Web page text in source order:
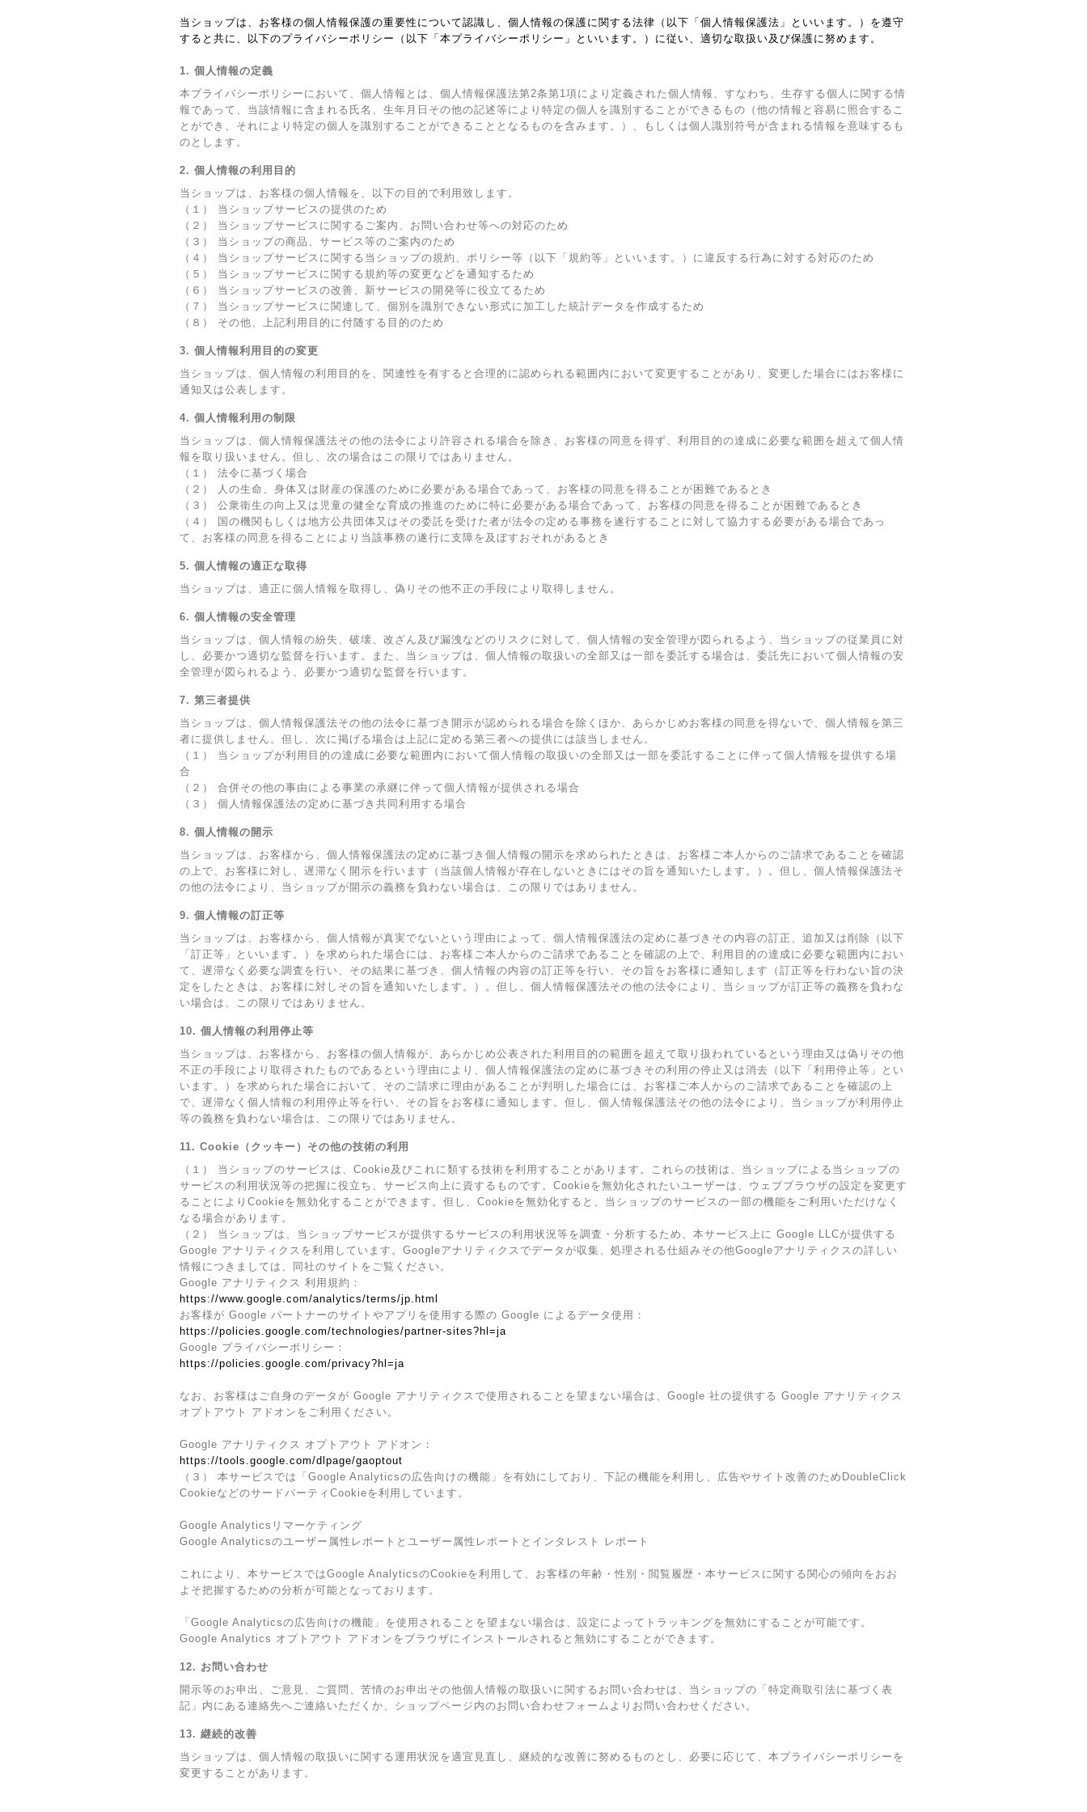
当ショップは、お客様の個人情報保護の重要性について認識し、個人情報の保護に関する法律（以下「個人情報保護法」といいます。）を遵守
すると共に、以下のプライバシーポリシー（以下「本プライバシーポリシー」といいます。）に従い、適切な取扱い及び保護に努めます。
1. 個人情報の定義
本プライバシーポリシーにおいて、個人情報とは、個人情報保護法第2条第1項により定義された個人情報、すなわち、生存する個人に関する情
報であって、当該情報に含まれる氏名、生年月日その他の記述等により特定の個人を識別することができるもの（他の情報と容易に照合するこ
とができ、それにより特定の個人を識別することができることとなるものを含みます。）、もしくは個人識別符号が含まれる情報を意味するも
のとします。
2. 個人情報の利用目的
当ショップは、お客様の個人情報を、以下の目的で利用致します。
（１） 当ショップサービスの提供のため
（２） 当ショップサービスに関するご案内、お問い合わせ等への対応のため
（３） 当ショップの商品、サービス等のご案内のため
（４） 当ショップサービスに関する当ショップの規約、ポリシー等（以下「規約等」といいます。）に違反する行為に対する対応のため
（５） 当ショップサービスに関する規約等の変更などを通知するため
（６） 当ショップサービスの改善、新サービスの開発等に役立てるため
（７） 当ショップサービスに関連して、個別を識別できない形式に加工した統計データを作成するため
（８） その他、上記利用目的に付随する目的のため
3. 個人情報利用目的の変更
当ショップは、個人情報の利用目的を、関連性を有すると合理的に認められる範囲内において変更することがあり、変更した場合にはお客様に
通知又は公表します。
4. 個人情報利用の制限
当ショップは、個人情報保護法その他の法令により許容される場合を除き、お客様の同意を得ず、利用目的の達成に必要な範囲を超えて個人情
報を取り扱いません。但し、次の場合はこの限りではありません。
（１） 法令に基づく場合
（２） 人の生命、身体又は財産の保護のために必要がある場合であって、お客様の同意を得ることが困難であるとき
（３） 公衆衛生の向上又は児童の健全な育成の推進のために特に必要がある場合であって、お客様の同意を得ることが困難であるとき
（４） 国の機関もしくは地方公共団体又はその委託を受けた者が法令の定める事務を遂行することに対して協力する必要がある場合であっ
て、お客様の同意を得ることにより当該事務の遂行に支障を及ぼすおそれがあるとき
5. 個人情報の適正な取得
当ショップは、適正に個人情報を取得し、偽りその他不正の手段により取得しません。
6. 個人情報の安全管理
当ショップは、個人情報の紛失、破壊、改ざん及び漏洩などのリスクに対して、個人情報の安全管理が図られるよう、当ショップの従業員に対
し、必要かつ適切な監督を行います。また、当ショップは、個人情報の取扱いの全部又は一部を委託する場合は、委託先において個人情報の安
全管理が図られるよう、必要かつ適切な監督を行います。
7. 第三者提供
当ショップは、個人情報保護法その他の法令に基づき開示が認められる場合を除くほか、あらかじめお客様の同意を得ないで、個人情報を第三
者に提供しません。但し、次に掲げる場合は上記に定める第三者への提供には該当しません。
（１） 当ショップが利用目的の達成に必要な範囲内において個人情報の取扱いの全部又は一部を委託することに伴って個人情報を提供する場
合
（２） 合併その他の事由による事業の承継に伴って個人情報が提供される場合
（３） 個人情報保護法の定めに基づき共同利用する場合
8. 個人情報の開示
当ショップは、お客様から、個人情報保護法の定めに基づき個人情報の開示を求められたときは、お客様ご本人からのご請求であることを確認
の上で、お客様に対し、遅滞なく開示を行います（当該個人情報が存在しないときにはその旨を通知いたします。）。但し、個人情報保護法そ
の他の法令により、当ショップが開示の義務を負わない場合は、この限りではありません。
9. 個人情報の訂正等
当ショップは、お客様から、個人情報が真実でないという理由によって、個人情報保護法の定めに基づきその内容の訂正、追加又は削除（以下
「訂正等」といいます。）を求められた場合には、お客様ご本人からのご請求であることを確認の上で、利用目的の達成に必要な範囲内におい
て、遅滞なく必要な調査を行い、その結果に基づき、個人情報の内容の訂正等を行い、その旨をお客様に通知します（訂正等を行わない旨の決
定をしたときは、お客様に対しその旨を通知いたします。）。但し、個人情報保護法その他の法令により、当ショップが訂正等の義務を負わな
い場合は、この限りではありません。
10. 個人情報の利用停止等
当ショップは、お客様から、お客様の個人情報が、あらかじめ公表された利用目的の範囲を超えて取り扱われているという理由又は偽りその他
不正の手段により取得されたものであるという理由により、個人情報保護法の定めに基づきその利用の停止又は消去（以下「利用停止等」とい
います。）を求められた場合において、そのご請求に理由があることが判明した場合には、お客様ご本人からのご請求であることを確認の上
で、遅滞なく個人情報の利用停止等を行い、その旨をお客様に通知します。但し、個人情報保護法その他の法令により、当ショップが利用停止
等の義務を負わない場合は、この限りではありません。
11. Cookie（クッキー）その他の技術の利用
（１） 当ショップのサービスは、Cookie及びこれに類する技術を利用することがあります。これらの技術は、当ショップによる当ショップの
サービスの利用状況等の把握に役立ち、サービス向上に資するものです。Cookieを無効化されたいユーザーは、ウェブブラウザの設定を変更す
ることによりCookieを無効化することができます。但し、Cookieを無効化すると、当ショップのサービスの一部の機能をご利用いただけなく
なる場合があります。
（２） 当ショップは、当ショップサービスが提供するサービスの利用状況等を調査・分析するため、本サービス上に Google LLCが提供する
Google アナリティクスを利用しています。Googleアナリティクスでデータが収集、処理される仕組みその他Googleアナリティクスの詳しい
情報につきましては、同社のサイトをご覧ください。
Google アナリティクス 利用規約：
https://www.google.com/analytics/terms/jp.html
お客様が Google パートナーのサイトやアプリを使用する際の Google によるデータ使用：
https://policies.google.com/technologies/partner-sites?hl=ja
Google プライバシーポリシー：
https://policies.google.com/privacy?hl=ja
なお、お客様はご自身のデータが Google アナリティクスで使用されることを望まない場合は、Google 社の提供する Google アナリティクス
オプトアウト アドオンをご利用ください。
Google アナリティクス オプトアウト アドオン：
https://tools.google.com/dlpage/gaoptout
（３） 本サービスでは「Google Analyticsの広告向けの機能」を有効にしており、下記の機能を利用し、広告やサイト改善のためDoubleClick
CookieなどのサードパーティCookieを利用しています。
Google Analyticsリマーケティング
Google Analyticsのユーザー属性レポートとユーザー属性レポートとインタレスト レポート
これにより、本サービスではGoogle AnalyticsのCookieを利用して、お客様の年齢・性別・閲覧履歴・本サービスに関する関心の傾向をおお
よそ把握するための分析が可能となっております。
「Google Analyticsの広告向けの機能」を使用されることを望まない場合は、設定によってトラッキングを無効にすることが可能です。
Google Analytics オプトアウト アドオンをブラウザにインストールされると無効にすることができます。
12. お問い合わせ
開示等のお申出、ご意見、ご質問、苦情のお申出その他個人情報の取扱いに関するお問い合わせは、当ショップの「特定商取引法に基づく表
記」内にある連絡先へご連絡いただくか、ショップページ内のお問い合わせフォームよりお問い合わせください。
13. 継続的改善
当ショップは、個人情報の取扱いに関する運用状況を適宜見直し、継続的な改善に努めるものとし、必要に応じて、本プライバシーポリシーを
変更することがあります。